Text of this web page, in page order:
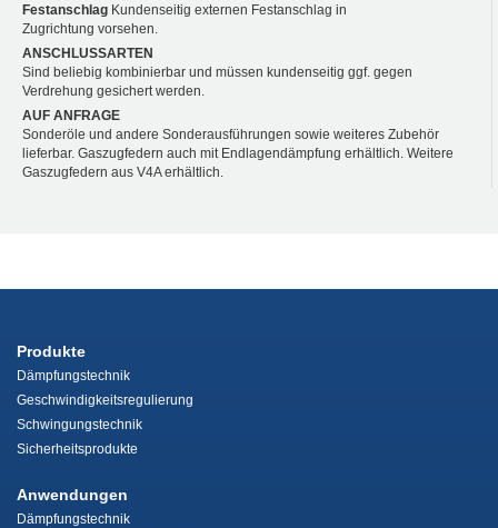
Festanschlag Kundenseitig externen Festanschlag in
Zugrichtung vorsehen.
ANSCHLUSSARTEN
Sind beliebig kombinierbar und müssen kundenseitig ggf. gegen
Verdrehung gesichert werden.
AUF ANFRAGE
Sonderöle und andere Sonderausführungen sowie weiteres Zubehör
lieferbar. Gaszugfedern auch mit Endlagendämpfung erhältlich. Weitere
Gaszugfedern aus V4A erhältlich.
Produkte
Dämpfungstechnik
Geschwindigkeitsregulierung
Schwingungstechnik
Sicherheitsprodukte
Anwendungen
Dämpfungstechnik